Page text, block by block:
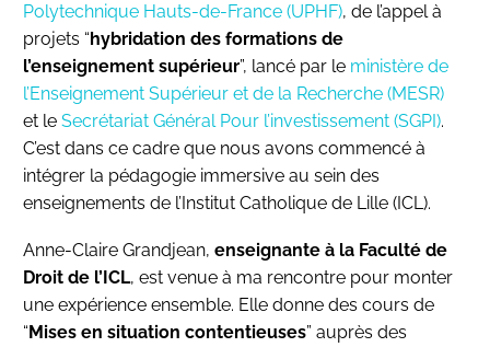
Polytechnique Hauts-de-France (UPHF), de l’appel à
projets “ hybridation des formations de
l’enseignement supérieur”, lancé par le ministère de
l’Enseignement Supérieur et de la Recherche (MESR)
et le Secrétariat Général Pour l’investissement (SGPI).
C’est dans ce cadre que nous avons commencé à
intégrer la pédagogie immersive au sein des
enseignements de l’Institut Catholique de Lille (ICL).
Anne-Claire Grandjean, enseignante à la Faculté de
Droit de l’ICL, est venue à ma rencontre pour monter
une expérience ensemble. Elle donne des cours de
“Mises en situation contentieuses” auprès des